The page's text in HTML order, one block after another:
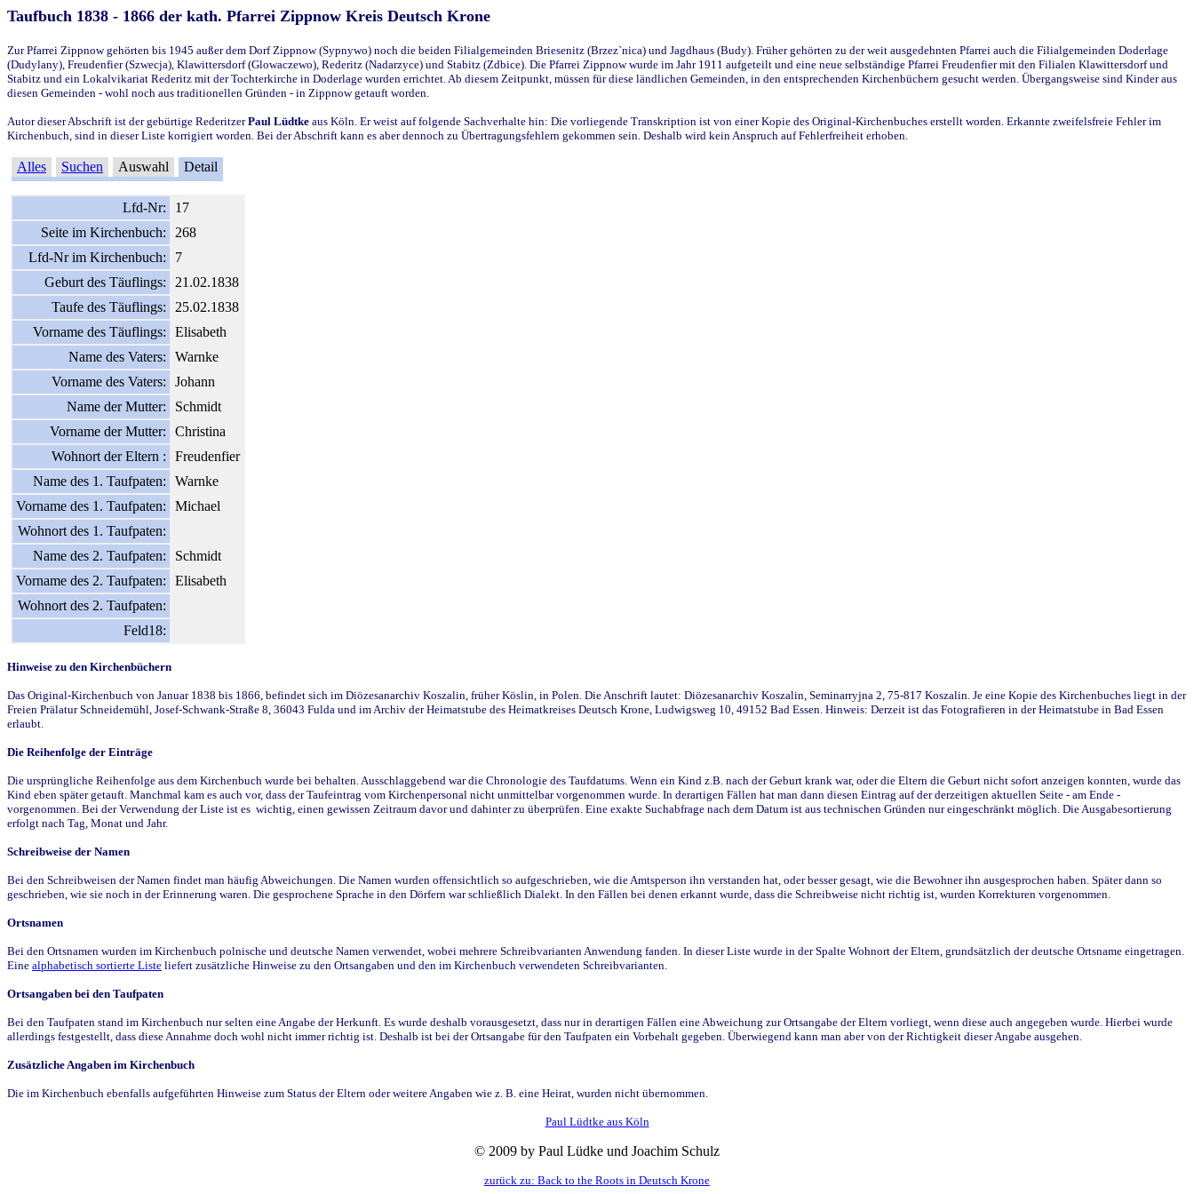
Taufbuch 1838 - 1866 der kath. Pfarrei Zippnow Kreis Deutsch Krone
Zur Pfarrei Zippnow gehörten bis 1945 außer dem Dorf Zippnow (Sypnywo) noch die beiden Filialgemeinden Briesenitz (Brzez`nica) und Jagdhaus (Budy). Früher gehörten zu der weit ausgedehnten Pfarrei auch die Filialgemeinden Doderlage
(Dudylany), Freudenfier (Szwecja), Klawittersdorf (Glowaczewo), Rederitz (Nadarzyce) und Stabitz (Zdbice). Die Pfarrei Zippnow wurde im Jahr 1911 aufgeteilt und eine neue selbständige Pfarrei Freudenfier mit den Filialen Klawittersdorf und
Stabitz und ein Lokalvikariat Rederitz mit der Tochterkirche in Doderlage wurden errichtet. Ab diesem Zeitpunkt, müssen für diese ländlichen Gemeinden, in den entsprechenden Kirchenbüchern gesucht werden. Übergangsweise sind Kinder aus
diesen Gemeinden - wohl noch aus traditionellen Gründen - in Zippnow getauft worden.
Autor dieser Abschrift ist der gebürtige RederitzerPaul Lüdtke aus Köln. Er weist auf folgende Sachverhalte hin: Die vorliegende Transkription ist von einer Kopie des Original-Kirchenbuches erstellt worden. Erkannte zweifelsfreie Fehler im
Kirchenbuch, sind in dieser Liste korrigiert worden. Bei der Abschrift kann es aber dennoch zu Übertragungsfehlern gekommen sein. Deshalb wird kein Anspruch auf Fehlerfreiheit erhoben.
Alles Suchen Auswahl Detail
Lfd-Nr:
17
Seite im Kirchenbuch:
268
Lfd-Nr im Kirchenbuch:
7
Geburt des Täuflings:
21.02.1838
Taufe des Täuflings:
25.02.1838
Vorname des Täuflings:
Elisabeth
Name des Vaters:
Warnke
Vorname des Vaters:
Johann
Name der Mutter:
Schmidt
Vorname der Mutter:
Christina
Wohnort der Eltern :
Freudenfier
Name des 1. Taufpaten:
Warnke
Vorname des 1. Taufpaten:
Michael
Wohnort des 1. Taufpaten:
Name des 2. Taufpaten:
Schmidt
Vorname des 2. Taufpaten:
Elisabeth
Wohnort des 2. Taufpaten:
Feld18:
Hinweise zu den Kirchenbüchern
Das Original-Kirchenbuch von Januar 1838 bis 1866, befindet sich im Diözesanarchiv Koszalin, früher Köslin, in Polen. Die Anschrift lautet: Diözesanarchiv Koszalin, Seminarryjna 2, 75-817 Koszalin. Je eine Kopie des Kirchenbuches liegt in der
Freien Prälatur Schneidemühl, Josef-Schwank-Straße 8, 36043 Fulda und im Archiv der Heimatstube des Heimatkreises Deutsch Krone, Ludwigsweg 10, 49152 Bad Essen. Hinweis: Derzeit ist das Fotografieren in der Heimatstube in Bad Essen
erlaubt.
Die Reihenfolge der Einträge
Die ursprüngliche Reihenfolge aus dem Kirchenbuch wurde bei behalten. Ausschlaggebend war die Chronologie des Taufdatums. Wenn ein Kind z.B. nach der Geburt krank war, oder die Eltern die Geburt nicht sofort anzeigen konnten, wurde das
Kind eben später getauft. Manchmal kam es auch vor, dass der Taufeintrag vom Kirchenpersonal nicht unmittelbar vorgenommen wurde. In derartigen Fällen hat man dann diesen Eintrag auf der derzeitigen aktuellen Seite - am Ende -
vorgenommen. Bei der Verwendung der Liste ist es wichtig, einen gewissen Zeitraum davor und dahinter zu überprüfen. Eine exakte Suchabfrage nach dem Datum ist aus technischen Gründen nur eingeschränkt möglich. Die Ausgabesortierung
erfolgt nach Tag, Monat und Jahr.
Schreibweise der Namen
Bei den Schreibweisen der Namen findet man häufig Abweichungen. Die Namen wurden offensichtlich so aufgeschrieben, wie die Amtsperson ihn verstanden hat, oder besser gesagt, wie die Bewohner ihn ausgesprochen haben. Später dann so
geschrieben, wie sie noch in der Erinnerung waren. Die gesprochene Sprache in den Dörfern war schließlich Dialekt. In den Fällen bei denen erkannt wurde, dass die Schreibweise nicht richtig ist, wurden Korrekturen vorgenommen.
Ortsnamen
Bei den Ortsnamen wurden im Kirchenbuch polnische und deutsche Namen verwendet, wobei mehrere Schreibvarianten Anwendung fanden. In dieser Liste wurde in der Spalte Wohnort der Eltern, grundsätzlich der deutsche Ortsname eingetragen.
Eine alphabetisch sortierte Liste liefert zusätzliche Hinweise zu den Ortsangaben und den im Kirchenbuch verwendeten Schreibvarianten.
Ortsangaben bei den Taufpaten
Bei den Taufpaten stand im Kirchenbuch nur selten eine Angabe der Herkunft. Es wurde deshalb vorausgesetzt, dass nur in derartigen Fällen eine Abweichung zur Ortsangabe der Eltern vorliegt, wenn diese auch angegeben wurde. Hierbei wurde
allerdings festgestellt, dass diese Annahme doch wohl nicht immer richtig ist. Deshalb ist bei der Ortsangabe für den Taufpaten ein Vorbehalt gegeben. Überwiegend kann man aber von der Richtigkeit dieser Angabe ausgehen.
Zusätzliche Angaben im Kirchenbuch
Die im Kirchenbuch ebenfalls aufgeführten Hinweise zum Status der Eltern oder weitere Angaben wie z. B. eine Heirat, wurden nicht übernommen.
Paul Lüdtke aus Köln
© 2009 by Paul Lüdke und Joachim Schulz
zurück zu: Back to the Roots in Deutsch Krone